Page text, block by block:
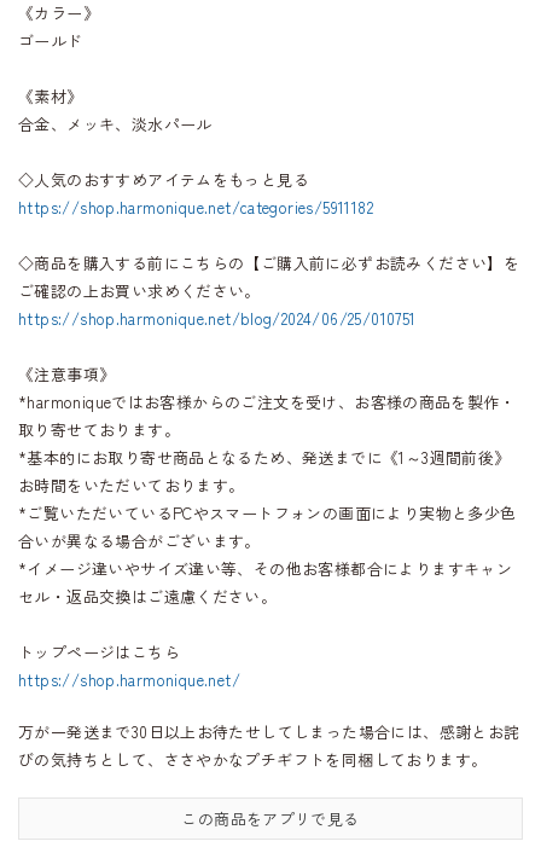
《カラー》
ゴールド
《素材》
合金、メッキ、淡水パール
◇人気のおすすめアイテムをもっと見る
https://shop.harmonique.net/categories/5911182
◇商品を購入する前にこちらの【ご購入前に必ずお読みください】を
ご確認の上お買い求めください。
https://shop.harmonique.net/blog/2024/06/25/010751
《注意事項》
*harmoniqueではお客様からのご注文を受け、お客様の商品を製作・
取り寄せております。
*基本的にお取り寄せ商品となるため、発送までに《1～3週間前後》
お時間をいただいております。
*ご覧いただいているPCやスマートフォンの画面により実物と多少色
合いが異なる場合がございます。
*イメージ違いやサイズ違い等、その他お客様都合によりますキャン
セル・返品交換はご遠慮ください。
トップページはこちら
https://shop.harmonique.net/
万が一発送まで30日以上お待たせしてしまった場合には、感謝とお詫
びの気持ちとして、ささやかなプチギフトを同梱しております。
この商品をアプリで見る